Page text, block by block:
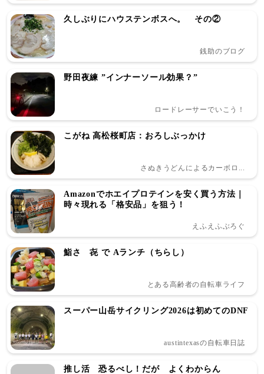
久しぶりにハウステンボスへ。 その②
銭助のブログ
野田夜練 ”インナーソール効果？”
ロードレーサーでいこう！
こがね 高松桜町店：おろしぶっかけ
さぬきうどんによるカーボロ...
Amazonでホエイプロテインを安く買う方法｜
時々現れる「格安品」を狙う！
えふえふぶろぐ
鮨さゝ㐂 で Aランチ（ちらし）
とある高齢者の自転車ライフ
スーパー山岳サイクリング2026は初めてのDNF
austintexasの自転車日誌
推し活 恐るべし！だが よくわからん